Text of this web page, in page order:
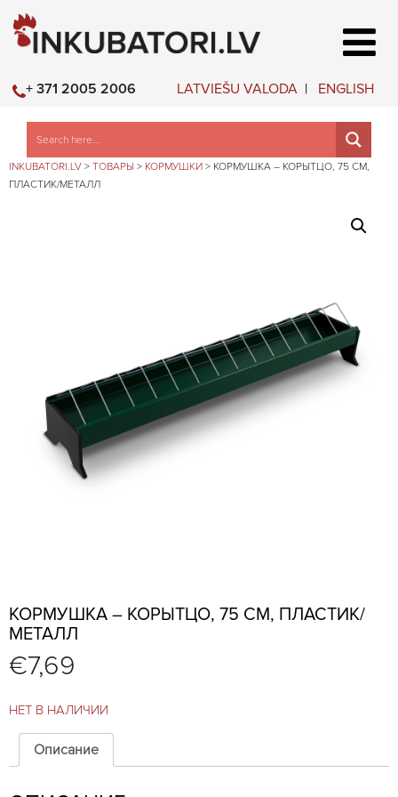
LATVIEŠU VALODA ENGLISH
+ 371 2005 2006
INKUBATORI.LV > ТОВАРЫ > КОРМУШКИ > КОРМУШКА – КОРЫТЦО, 75 СМ,
ПЛАСТИК/МЕТАЛЛ
КОРМУШКА – КОРЫТЦО, 75 СМ, ПЛАСТИК/
МЕТАЛЛ
€7,69
НЕТ В НАЛИЧИИ
Описание